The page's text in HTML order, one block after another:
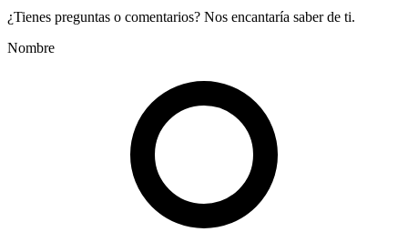
¿Tienes preguntas o comentarios? Nos encantaría saber de ti.
Nombre